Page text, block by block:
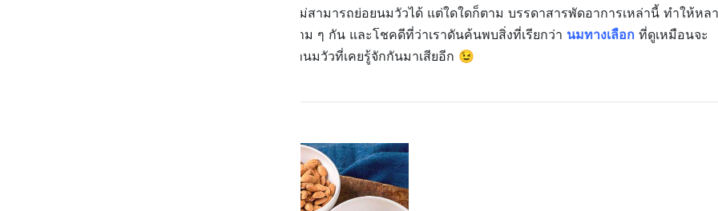
ลำไส้ที่แปรปรวน หรือ IBS ที่ลำไส้ไม่สามารถย่อยนมวัวได้ แต่ใดใดก็ตาม บรรดาสารพัดอาการเหล่านี้ ทำให้หล
คนที่เป็นเริ่มส่ายหัวให้กับนมวัวไปตาม ๆ กัน และโชคดีที่ว่าเราดันค้นพบสิ่งที่เรียกว่า นมทางเลือก ที่ดูเหมือนจะ
เกิดมาเพื่อพวกเค้าเหล่านั้น มากกว่านมวัวที่เคยรู้จักกันมาเสียอีก 😉